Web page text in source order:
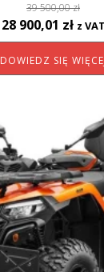
39 500,00zł
Pierwotna
cena
wynosiła:
28 900,01 zł
cena
z VAT
DOWIEDZ SIĘ